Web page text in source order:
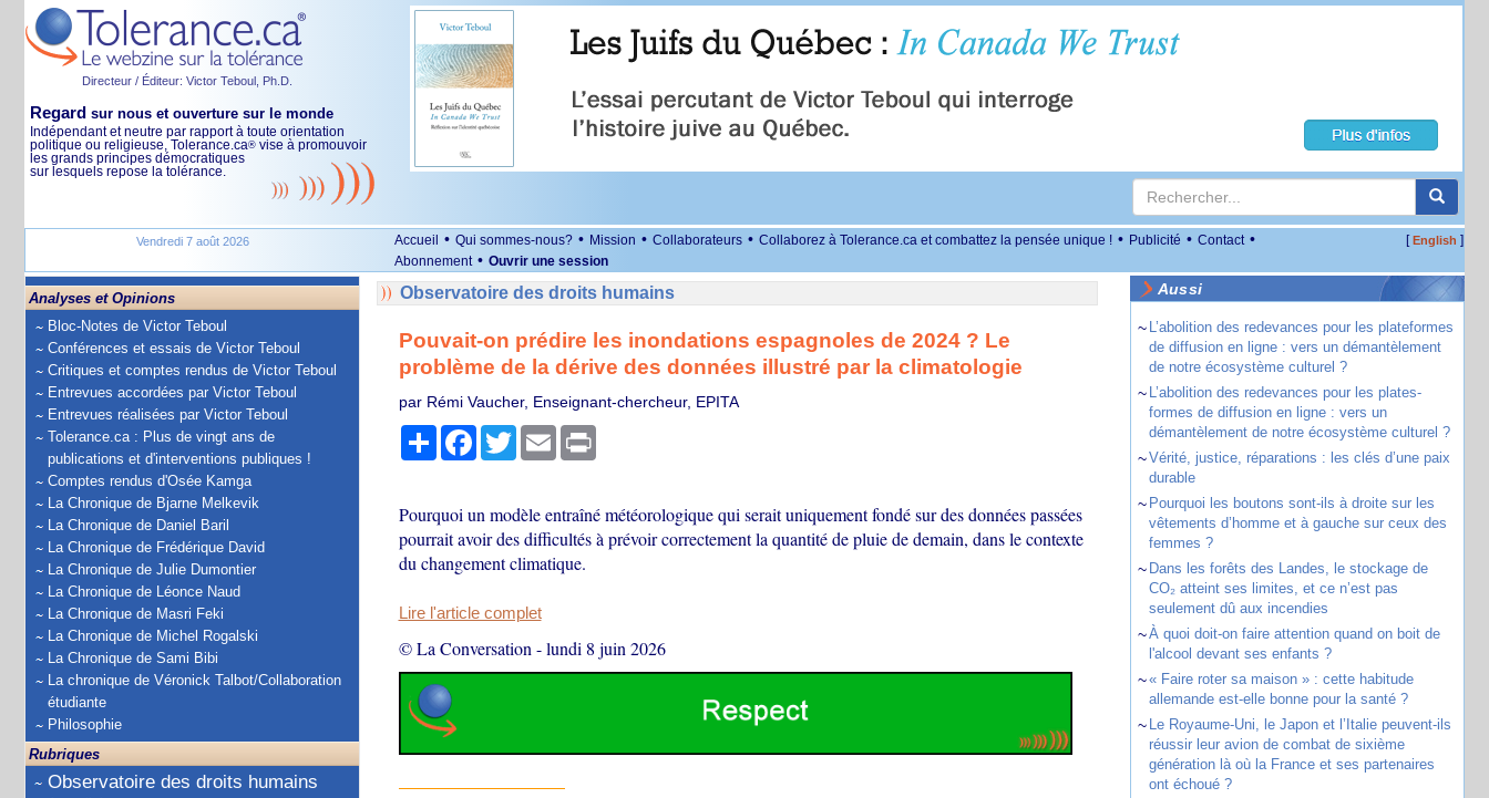
Directeur / Éditeur: Victor Teboul, Ph.D.
Regard sur nous et ouverture sur le monde
Indépendant et neutre par rapport à toute orientation
politique ou religieuse, Tolerance.ca® vise à promouvoir
les grands principes démocratiques
sur lesquels repose la tolérance.
Vendredi 7 août 2026 Accueil • Qui sommes-nous? • Mission • Collaborateurs • Collaborez à Tolerance.ca et combattez la pensée unique ! • Publicité • Contact •
Abonnement • Ouvrir une session
[English ]
Analyses et Opinions
Bloc-Notes de Victor Teboul
Conférences et essais de Victor Teboul
Critiques et comptes rendus de Victor Teboul
Entrevues accordées par Victor Teboul
Entrevues réalisées par Victor Teboul
Tolerance.ca : Plus de vingt ans de
publications et d'interventions publiques !
Comptes rendus d'Osée Kamga
La Chronique de Bjarne Melkevik
La Chronique de Daniel Baril
La Chronique de Frédérique David
La Chronique de Julie Dumontier
La Chronique de Léonce Naud
La Chronique de Masri Feki
La Chronique de Michel Rogalski
La Chronique de Sami Bibi
La chronique de Véronick Talbot/Collaboration
étudiante
Philosophie
Rubriques
Observatoire des droits humains
Observatoire des droits humains
Pouvait-on prédire les inondations espagnoles de 2024 ? Le
problème de la dérive des données illustré par la climatologie
par Rémi Vaucher, Enseignant-chercheur, EPITA
PartagerFacebook
TwitterEmail Print
Pourquoi un modèle entraîné météorologique qui serait uniquement fondé sur des données passées
pourrait avoir des difficultés à prévoir correctement la quantité de pluie de demain, dans le contexte
du changement climatique.
Lire l'article complet
© La Conversation -lundi 8 juin 2026
Aussi
~ L’abolition des redevances pour les plateformes
de diffusion en ligne : vers un démantèlement
de notre écosystème culturel ?
~ L’abolition des redevances pour les plates-
formes de diffusion en ligne : vers un
démantèlement de notre écosystème culturel ?
~Vérité, justice, réparations : les clés d’une paix
durable
~ Pourquoi les boutons sont-ils à droite sur les
vêtements d’homme et à gauche sur ceux des
femmes ?
~ Dans les forêts des Landes, le stockage de
CO₂ atteint ses limites, et ce n’est pas
seulement dû aux incendies
~À quoi doit-on faire attention quand on boit de
l'alcool devant ses enfants ?
~« Faire roter sa maison » : cette habitude
allemande est-elle bonne pour la santé ?
~ Le Royaume-Uni, le Japon et l’Italie peuvent-ils
réussir leur avion de combat de sixième
génération là où la France et ses partenaires
ont échoué ?